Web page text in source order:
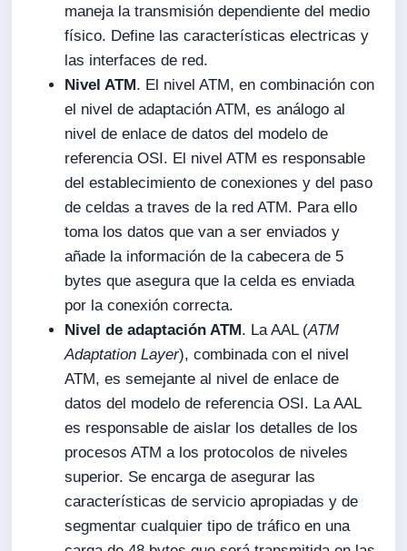
maneja la transmisión dependiente del medio
físico. Define las características electricas y
las interfaces de red.
Nivel ATM . El nivel ATM, en combinación con
el nivel de adaptación ATM, es análogo al
nivel de enlace de datos del modelo de
referencia OSI. El nivel ATM es responsable
del establecimiento de conexiones y del paso
de celdas a traves de la red ATM. Para ello
toma los datos que van a ser enviados y
añade la información de la cabecera de 5
bytes que asegura que la celda es enviada
por la conexión correcta.
Nivel de adaptación ATM . La AAL (ATM
Adaptation Layer), combinada con el nivel
ATM, es semejante al nivel de enlace de
datos del modelo de referencia OSI. La AAL
es responsable de aislar los detalles de los
procesos ATM a los protocolos de niveles
superior. Se encarga de asegurar las
características de servicio apropiadas y de
segmentar cualquier tipo de tráfico en una